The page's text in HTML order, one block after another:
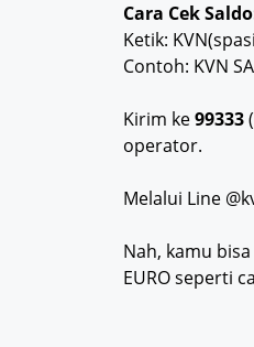
Cara Cek
Ketik:
Contoh: KVN
Kirim ke99333
operator.
Melalui Line
Nah, kamu bisa
EURO seperti